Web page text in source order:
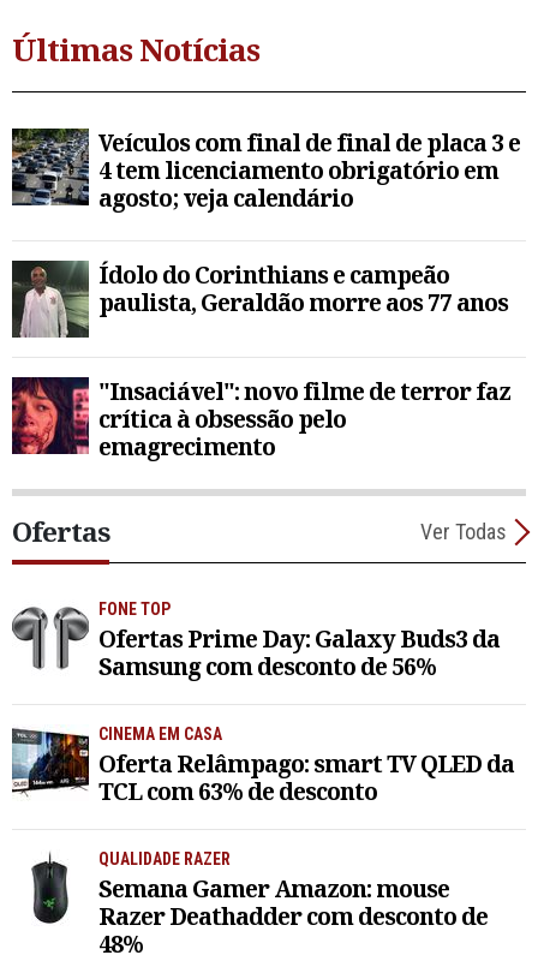
Últimas Notícias
Veículos com final de final de placa 3 e
4 tem licenciamento obrigatório em
agosto; veja calendário
Ídolo do Corinthians e campeão
paulista, Geraldão morre aos 77 anos
"Insaciável": novo filme de terror faz
crítica à obsessão pelo
emagrecimento
Ofertas Ver Todas
FONE TOP
Ofertas Prime Day: Galaxy Buds3 da
Samsung com desconto de 56%
CINEMA EM CASA
Oferta Relâmpago: smart TV QLED da
TCL com 63% de desconto
QUALIDADE RAZER
Semana Gamer Amazon: mouse
Razer Deathadder com desconto de
48%